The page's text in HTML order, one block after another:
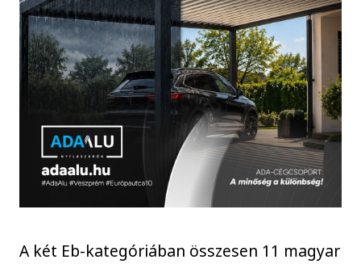
A két Eb-kategóriában összesen 11 magyar